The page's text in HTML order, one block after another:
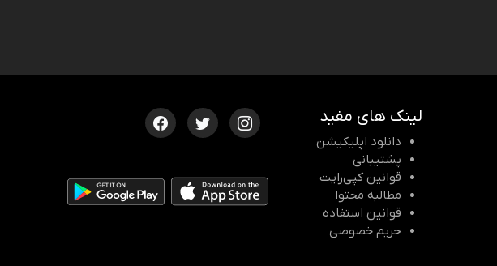
لینک های مفید
دانلود اپلیکیشن
پشتیبانی
قوانین کپی‌رایت
مطالبه محتوا
قوانین استفاده
حریم خصوصی